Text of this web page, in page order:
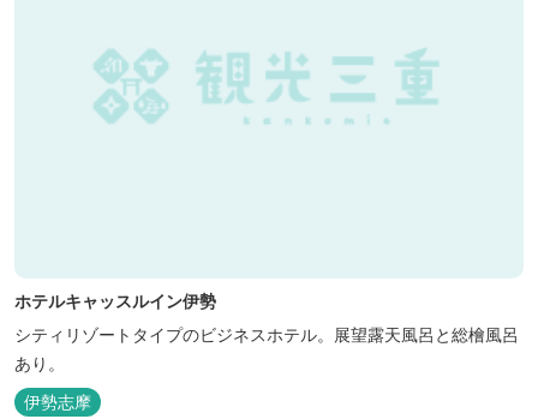
ホテルキャッスルイン伊勢
シティリゾートタイプのビジネスホテル。展望露天風呂と総檜風呂
あり。
伊勢志摩